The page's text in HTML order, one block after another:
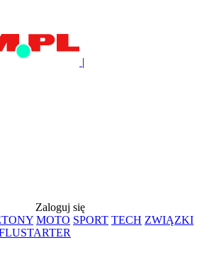
|
Zaloguj się
MOTO SPORT TECH ZWIĄZKI